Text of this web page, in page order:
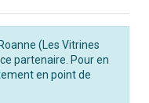
(Les Vitrines
partenaire. Pour en
en point de